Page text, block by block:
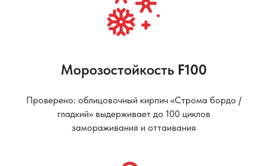
Морозостойкость F100
Проверено: облицовочный кирпич «Строма бордо /
гладкий» выдерживает до 100 циклов
замораживания и оттаивания